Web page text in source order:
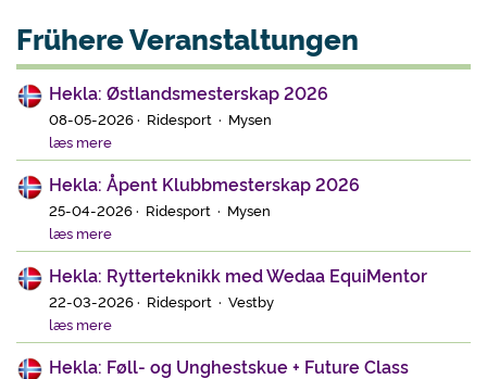
Frühere Veranstaltungen
Hekla: Østlandsmesterskap 2026
08-05-2026 · Ridesport · Mysen
læs mere
Hekla: Åpent Klubbmesterskap 2026
25-04-2026 · Ridesport · Mysen
læs mere
Hekla: Rytterteknikk med Wedaa EquiMentor
22-03-2026 · Ridesport · Vestby
læs mere
Hekla: Føll- og Unghestskue + Future Class